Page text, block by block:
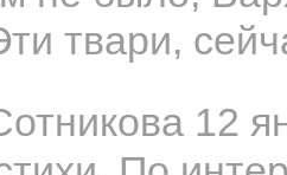
твари,
12